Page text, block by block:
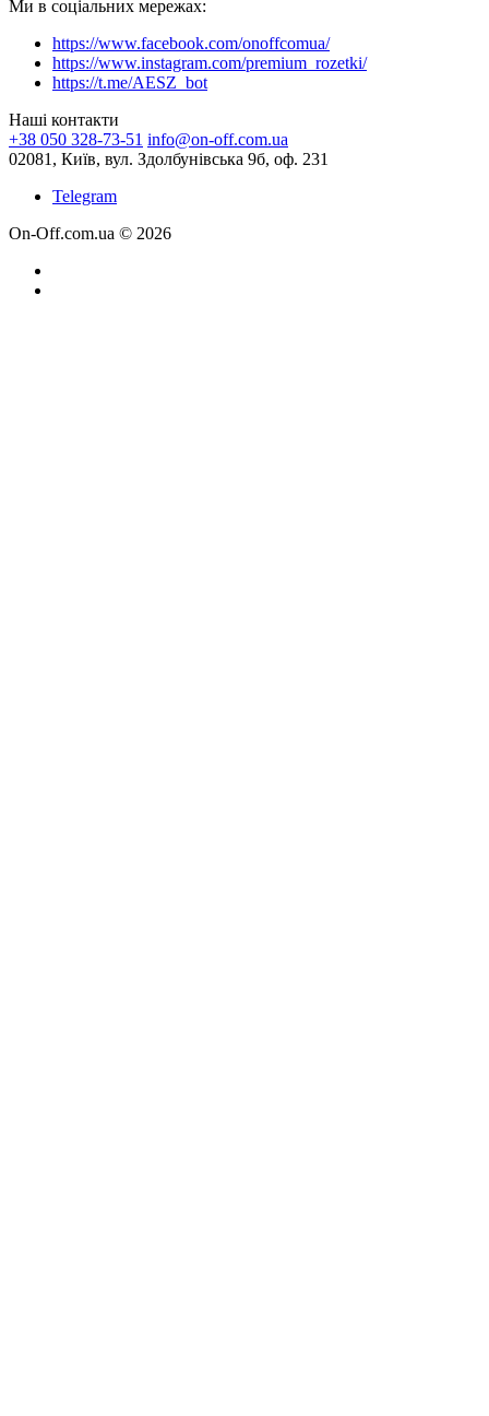
Ми в соціальних мережах:
https://www.facebook.com/onoffcomua/
https://www.instagram.com/premium_rozetki/
https://t.me/AESZ_bot
Наші контакти
+38 050 328-73-51 info@on-off.com.ua
02081, Київ, вул. Здолбунівська 9б, оф. 231
Telegram
On-Off.com.ua © 2026